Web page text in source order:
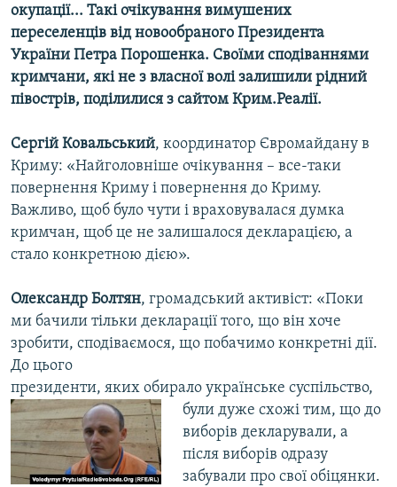
окупації... Такі очікування вимушених
переселенців від новообраного Президента
України Петра Порошенка. Своїми сподіваннями
кримчани, які не з власної волі залишили рідний
півострів, поділилися з сайтом Крим.Реалії.
Сергій Ковальський, координатор Євромайдану в
Криму: «Найголовніше очікування – все-таки
повернення Криму і повернення до Криму.
Важливо, щоб було чути і враховувалася думка
кримчан, щоб це не залишалося декларацією, а
стало конкретною дією».
Олександр Болтян, громадський активіст: «Поки
ми бачили тільки декларації того, що він хоче
зробити, сподіваємося, що побачимо конкретні дії.
До цього
президенти, яких обирало українське суспільство,
були дуже схожі тим, що до
виборів декларували, а
після виборів одразу
забували про свої обіцянки.